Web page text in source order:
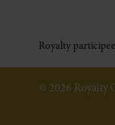
Royalty
© 2026 Royalty